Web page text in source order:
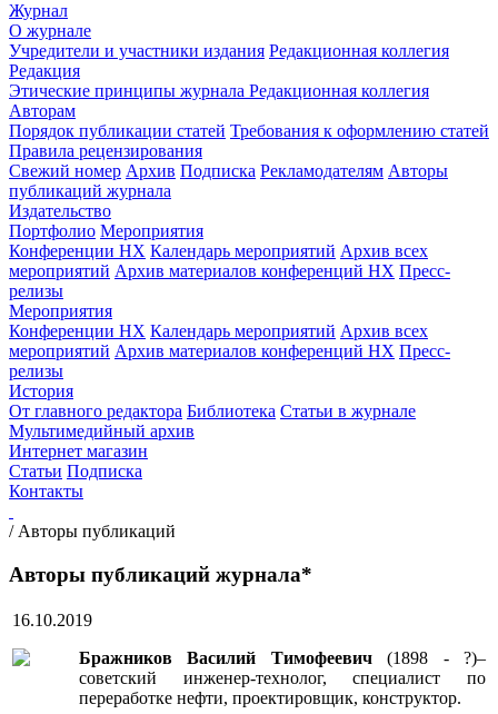
Журнал
О журнале
Учредители и участники издания Редакционная коллегия
Редакция
Этические принципы журнала Редакционная коллегия
Авторам
Порядок публикации статей Требования к оформлению статей
Правила рецензирования
Свежий номер Архив Подписка Рекламодателям Авторы
публикаций журнала
Издательство
Портфолио Мероприятия
Конференции НХ Календарь мероприятий Архив всех
мероприятий Архив материалов конференций НХ Пресс-
релизы
Мероприятия
Конференции НХ Календарь мероприятий Архив всех
мероприятий Архив материалов конференций НХ Пресс-
релизы
История
От главного редактора Библиотека Статьи в журнале
Мультимедийный архив
Интернет магазин
Статьи Подписка
Контакты
/ Авторы публикаций
Авторы публикаций журнала*
16.10.2019
Бражников Василий Тимофеевич(1898 - ?)–
советский инженер-технолог, специалист по
переработке нефти, проектировщик, конструктор.